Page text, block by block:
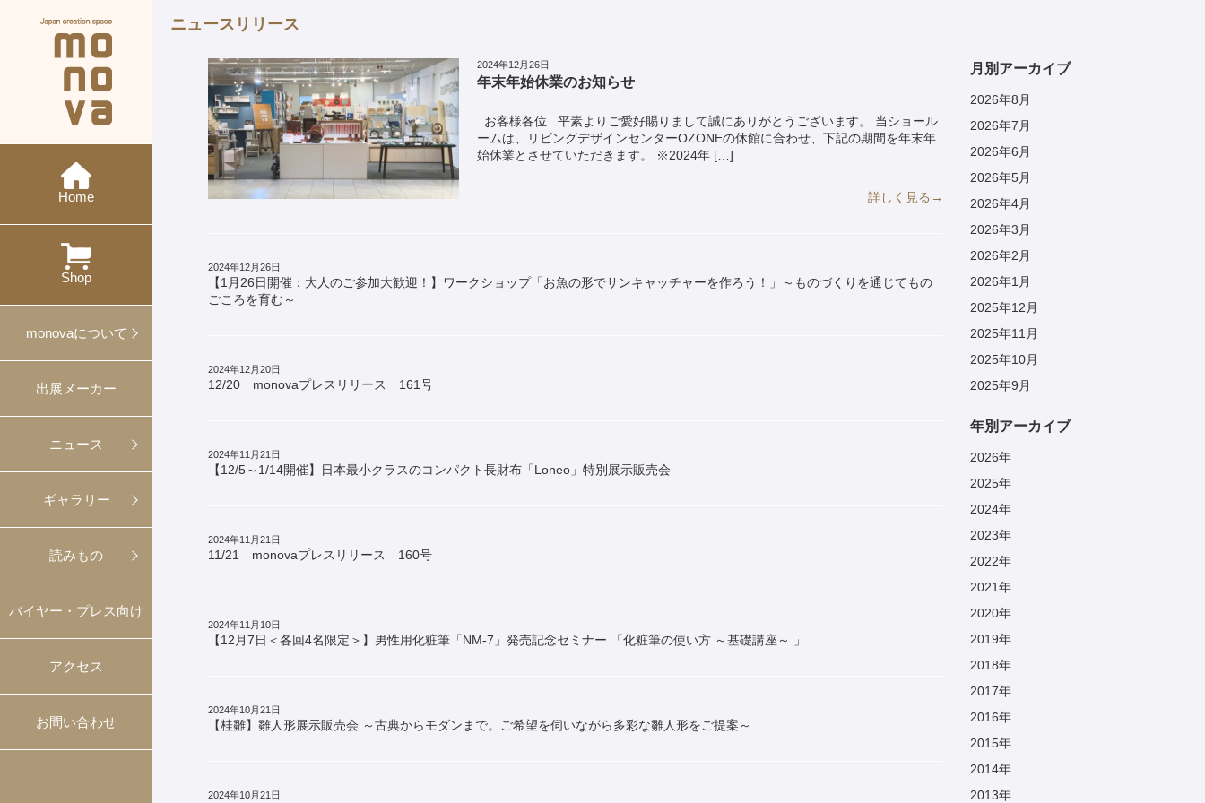
Home
Shop
monovaについて
monovaとは
概要・沿革
プロデュース事例
出展メーカー
ニュース
ニュース
イベント
ワークショップ
ギャラリー
現在の展示会
今後の展示会
読みもの
メーカー紹介
特集
バイヤー・プレス向け
アクセス
お問い合わせ
ニュースリリース
2024年12月26日
年末年始休業のお知らせ
お客様各位 平素よりご愛好賜りまして誠にありがとうございます。 当ショール
ームは、リビングデザインセンターOZONEの休館に合わせ、下記の期間を年末年
始休業とさせていただきます。 ※2024年 […]
詳しく見る→
2024年12月26日
【1月26日開催：大人のご参加大歓迎！】ワークショップ「お魚の形でサンキャッチャーを作ろう！」～ものづくりを通じてもの
ごころを育む～
2024年12月20日
12/20 monovaプレスリリース 161号
2024年11月21日
【12/5～1/14開催】日本最小クラスのコンパクト長財布「Loneo」特別展示販売会
2024年11月21日
11/21 monovaプレスリリース 160号
2024年11月10日
【12月7日＜各回4名限定＞】男性用化粧筆「NM-7」発売記念セミナー 「化粧筆の使い方 ～基礎講座～ 」
2024年10月21日
【桂雛】雛人形展示販売会 ～古典からモダンまで。ご希望を伺いながら多彩な雛人形をご提案～
2024年10月21日
月別アーカイブ
2026年8月
2026年7月
2026年6月
2026年5月
2026年4月
2026年3月
2026年2月
2026年1月
2025年12月
2025年11月
2025年10月
2025年9月
年別アーカイブ
2026年
2025年
2024年
2023年
2022年
2021年
2020年
2019年
2018年
2017年
2016年
2015年
2014年
2013年